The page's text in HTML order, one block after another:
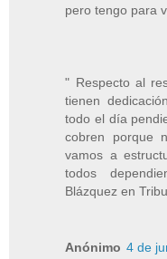
pero tengo para
" Respecto al
tienen
todo el día
cobren porque
vamos a
todos
Blázquez en
Anónimo 4 de